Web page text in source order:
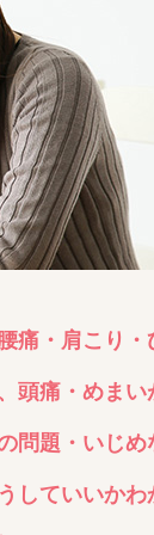
痛・肩こり
頭痛・めまい
問題・いじ
していいかわ